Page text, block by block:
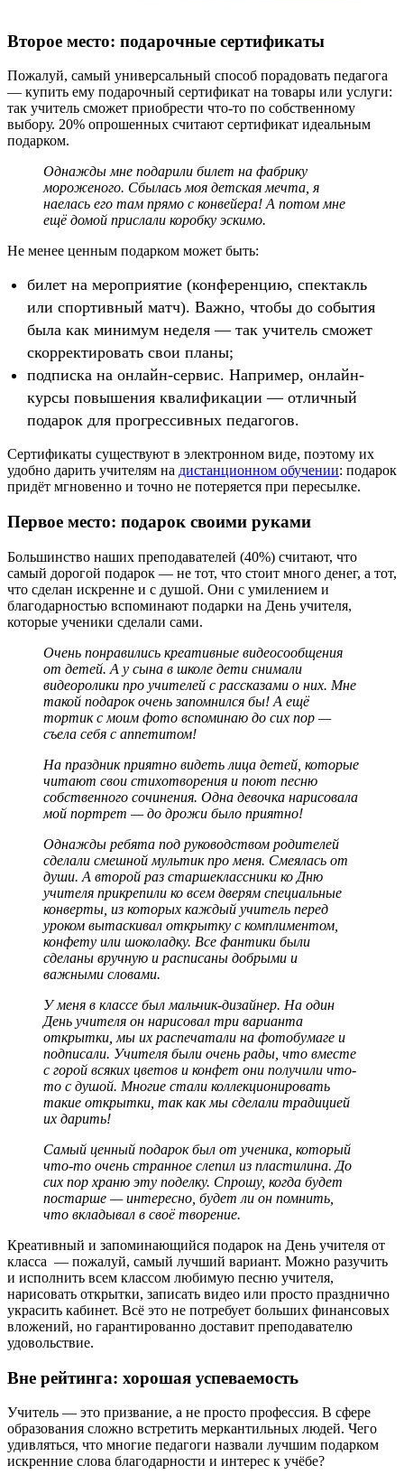
Второе место: подарочные сертификаты
Пожалуй, самый универсальный способ порадовать педагога
— купить ему подарочный сертификат на товары или услуги:
так учитель сможет приобрести что-то по собственному
выбору. 20% опрошенных считают сертификат идеальным
подарком.
Однажды мне подарили билет на фабрику
мороженого. Сбылась моя детская мечта, я
наелась его там прямо с конвейера! А потом мне
ещё домой прислали коробку эскимо.
Не менее ценным подарком может быть:
билет на мероприятие (конференцию, спектакль
или спортивный матч). Важно, чтобы до события
была как минимум неделя — так учитель сможет
скорректировать свои планы;
подписка на онлайн-сервис. Например, онлайн-
курсы повышения квалификации — отличный
подарок для прогрессивных педагогов.
Сертификаты существуют в электронном виде, поэтому их
удобно дарить учителям на дистанционном обучении: подарок
придёт мгновенно и точно не потеряется при пересылке.
Первое место: подарок своими руками
Большинство наших преподавателей (40%) считают, что
самый дорогой подарок — не тот, что стоит много денег, а тот,
что сделан искренне и с душой. Они с умилением и
благодарностью вспоминают подарки на День учителя,
которые ученики сделали сами.
Очень понравились креативные видеосообщения
от детей. А у сына в школе дети снимали
видеоролики про учителей с рассказами о них. Мне
такой подарок очень запомнился бы! А ещё
тортик с моим фото вспоминаю до сих пор —
съела себя с аппетитом!
На праздник приятно видеть лица детей, которые
читают свои стихотворения и поют песню
собственного сочинения. Одна девочка нарисовала
мой портрет — до дрожи было приятно!
Однажды ребята под руководством родителей
сделали смешной мультик про меня. Смеялась от
души. А второй раз старшеклассники ко Дню
учителя прикрепили ко всем дверям специальные
конверты, из которых каждый учитель перед
уроком вытаскивал открытку с комплиментом,
конфету или шоколадку. Все фантики были
сделаны вручную и расписаны добрыми и
важными словами.
У меня в классе был мальчик-дизайнер. На один
День учителя он нарисовал три варианта
открытки, мы их распечатали на фотобумаге и
подписали. Учителя были очень рады, что вместе
с горой всяких цветов и конфет они получили что-
то с душой. Многие стали коллекционировать
такие открытки, так как мы сделали традицией
их дарить!
Самый ценный подарок был от ученика, который
что-то очень странное слепил из пластилина. До
сих пор храню эту поделку. Спрошу, когда будет
постарше — интересно, будет ли он помнить,
что вкладывал в своё творение.
Креативный и запоминающийся подарок на День учителя от
класса — пожалуй, самый лучший вариант. Можно разучить
и исполнить всем классом любимую песню учителя,
нарисовать открытки, записать видео или просто празднично
украсить кабинет. Всё это не потребует больших финансовых
вложений, но гарантированно доставит преподавателю
удовольствие.
Вне рейтинга: хорошая успеваемость
Учитель — это призвание, а не просто профессия. В сфере
образования сложно встретить меркантильных людей. Чего
удивляться, что многие педагоги назвали лучшим подарком
искренние слова благодарности и интерес к учёбе?